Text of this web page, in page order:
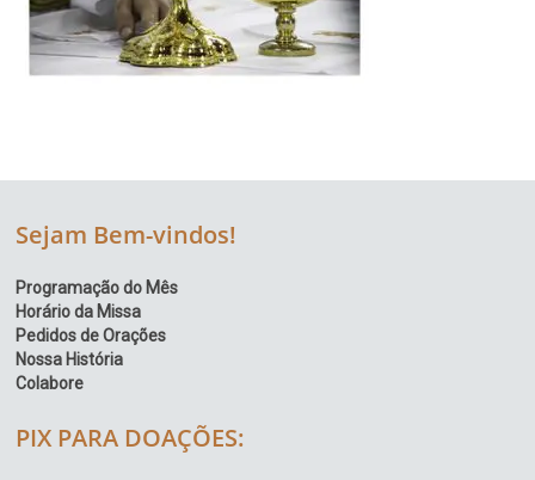
Sejam Bem-vindos!
Programação do Mês
Horário da Missa
Pedidos de Orações
Nossa História
Colabore
PIX PARA DOAÇÕES: